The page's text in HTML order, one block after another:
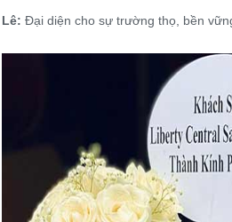
Lê: Đại diện cho sự trường thọ, bền